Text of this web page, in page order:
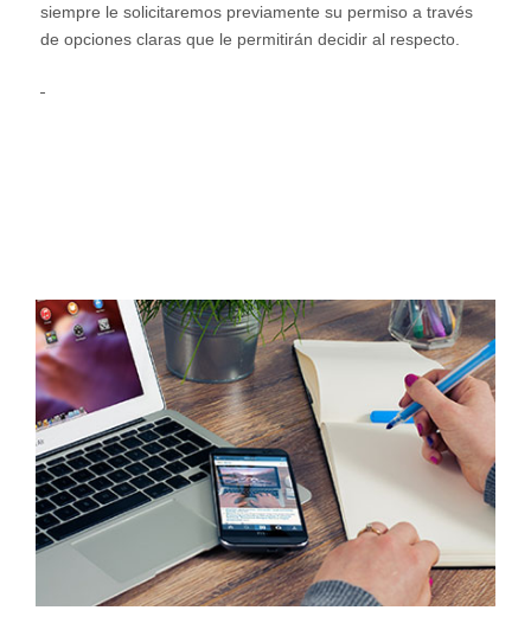
siempre le solicitaremos previamente su permiso a través
de opciones claras que le permitirán decidir al respecto.